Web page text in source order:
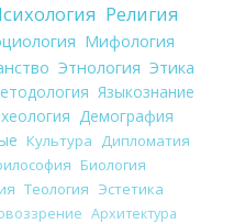
Религия
Мифология
Этнология Этика
Языкознание
Демография
Культура
Дипломатия
Биология
Теология Эстетика
Архитектура